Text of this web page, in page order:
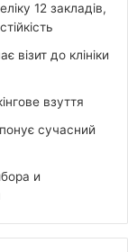
12 закладів,
візит до клініки
взуття
сучасний
и